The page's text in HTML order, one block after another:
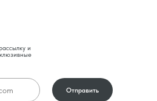
и
Отправить